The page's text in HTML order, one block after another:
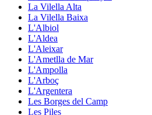
La Vilella Alta
La Vilella Baixa
L'Albiol
L'Aldea
L'Aleixar
L'Ametlla de Mar
L'Ampolla
L'Arboç
L'Argentera
Les Borges del Camp
Les Piles